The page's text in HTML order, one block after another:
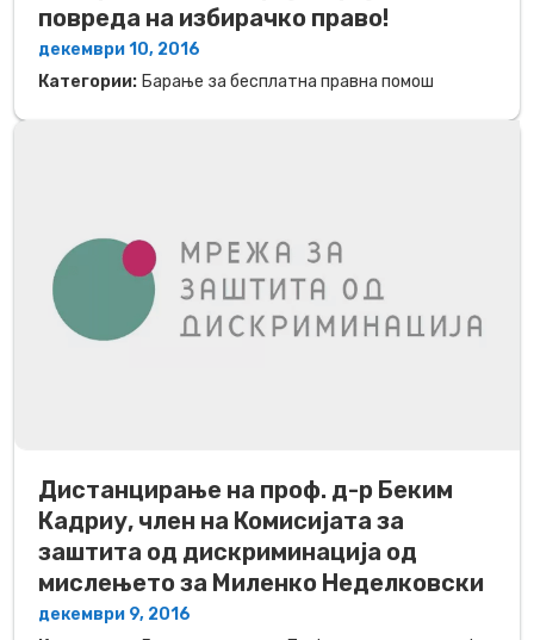
повреда на избирачко право!
декември 10, 2016
Категории: Барање за бесплатна правна помош
Дистанцирање на проф. д-р Беким
Кадриу, член на Комисијата за
заштита од дискриминација од
мислењето за Миленко Неделковски
декември 9, 2016